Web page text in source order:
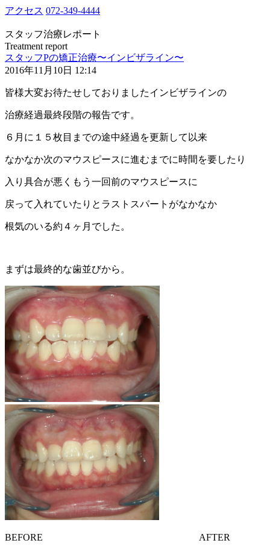
アクセス 072-349-4444
スタッフ治療レポート
Treatment report
スタッフPの矯正治療〜インビザライン〜
2016年11月10日 12:14
皆様大変お待たせしておりましたインビザラインの
治療経過最終段階の報告です。
６月に１５枚目までの途中経過を更新して以来
なかなか次のマウスピースに進むまでに時間を要したり
入り具合が悪くもう一回前のマウスピースに
戻って入れていたりとラストスパートがなかなか
根気のいる約４ヶ月でした。
まずは最終的な歯並びから。
BEFORE AFTER